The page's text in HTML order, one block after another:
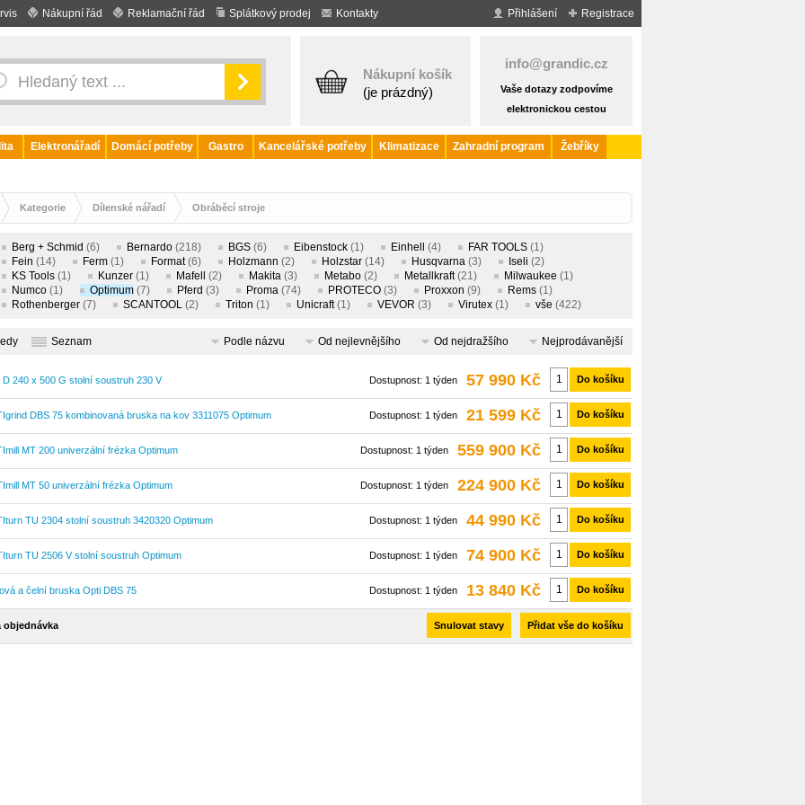
Nákupní řád Reklamační řád Splátkový prodej Kontakty Registrace
Přihlášení
Nákupní košík
(je prázdný)
info@grandic.cz
Vaše dotazy zodpovíme
elektronickou cestou
Elektronářadí Domácí potřeby Gastro Kancelářské potřeby Klimatizace Zahradní program
Žebříky
Kategorie Dílenské nářadí Obráběcí stroje
Berg + Schmid (6) Bernardo (218) BGS (6) Eibenstock (1) Einhell (4) FAR TOOLS (1)
Fein (14) Ferm (1) Format (6) Holzmann (2) Holzstar (14) Husqvarna (3) Iseli (2)
KS Tools (1) Kunzer (1) Mafell (2) Makita (3) Metabo (2) Metallkraft (21) Milwaukee (1)
Numco (1) Optimum (7) Pferd (3) Proma (74) PROTECO (3) Proxxon (9) Rems (1)
Rothenberger (7) SCANTOOL (2) Triton (1) Unicraft (1) VEVOR (3) Virutex (1) vše (422)
Seznam Podle názvu Od nejlevnějšího Od nejdražšího Nejprodávanější
Do košíku
57 990 Kč
Dostupnost: 1 týden
D 240 x 500 G stolní soustruh 230 V
Do košíku
21 599 Kč
Dostupnost: 1 týden
DBS 75 kombinovaná bruska na kov 3311075 Optimum
Do košíku
559 900 Kč
Dostupnost: 1 týden
MT 200 univerzální frézka Optimum
Do košíku
224 900 Kč
Dostupnost: 1 týden
MT 50 univerzální frézka Optimum
Do košíku
44 990 Kč
Dostupnost: 1 týden
TU 2304 stolní soustruh 3420320 Optimum
Do košíku
74 900 Kč
Dostupnost: 1 týden
TU 2506 V stolní soustruh Optimum
Do košíku
13 840 Kč
Dostupnost: 1 týden
a čelní bruska Opti DBS 75
objednávka